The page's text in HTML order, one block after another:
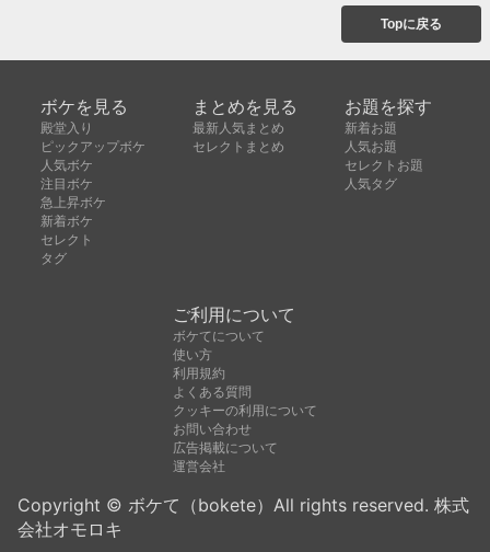
Topに戻る
ボケを見る
殿堂入り
ピックアップボケ
人気ボケ
注目ボケ
急上昇ボケ
新着ボケ
セレクト
タグ
まとめを見る
最新人気まとめ
セレクトまとめ
お題を探す
新着お題
人気お題
セレクトお題
人気タグ
ご利用について
ボケてについて
使い方
利用規約
よくある質問
クッキーの利用について
お問い合わせ
広告掲載について
運営会社
Copyright © ボケて（bokete）All rights reserved. 株式
会社オモロキ